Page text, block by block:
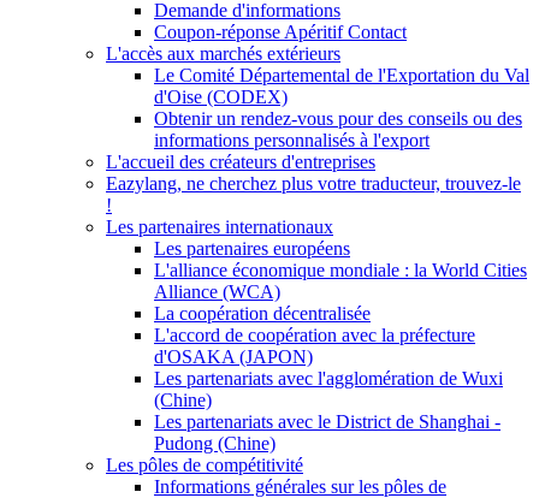
Demande d'informations
Coupon-réponse Apéritif Contact
L'accès aux marchés extérieurs
Le Comité Départemental de l'Exportation du Val
d'Oise (CODEX)
Obtenir un rendez-vous pour des conseils ou des
informations personnalisés à l'export
L'accueil des créateurs d'entreprises
Eazylang, ne cherchez plus votre traducteur, trouvez-le
!
Les partenaires internationaux
Les partenaires européens
L'alliance économique mondiale : la World Cities
Alliance (WCA)
La coopération décentralisée
L'accord de coopération avec la préfecture
d'OSAKA (JAPON)
Les partenariats avec l'agglomération de Wuxi
(Chine)
Les partenariats avec le District de Shanghai -
Pudong (Chine)
Les pôles de compétitivité
Informations générales sur les pôles de